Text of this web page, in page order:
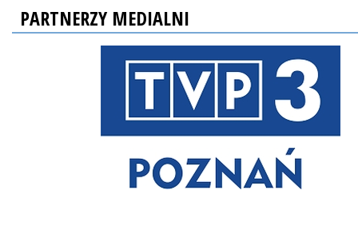
PARTNERZY MEDIALNI